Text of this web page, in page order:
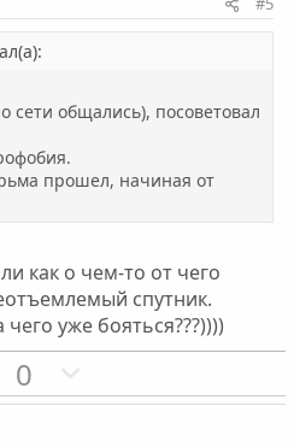
й
о
с
сети общались), посоветовал
прошел, начиная от
как о чем-то от чего
спутник.
уже бояться???))))
П0
е